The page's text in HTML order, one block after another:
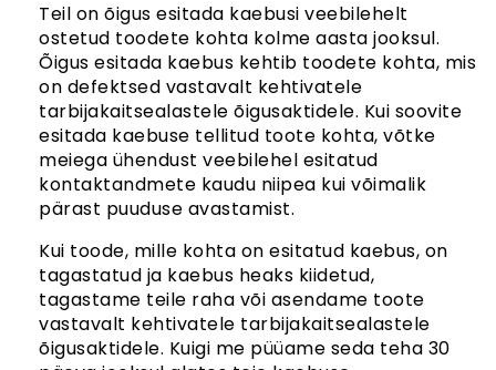
Teil on õigus esitada kaebusi veebilehelt
ostetud toodete kohta kolme aasta jooksul.
Õigus esitada kaebus kehtib toodete kohta, mis
on defektsed vastavalt kehtivatele
tarbijakaitsealastele õigusaktidele. Kui soovite
esitada kaebuse tellitud toote kohta, võtke
meiega ühendust veebilehel esitatud
kontaktandmete kaudu niipea kui võimalik
pärast puuduse avastamist.
Kui toode, mille kohta on esitatud kaebus, on
tagastatud ja kaebus heaks kiidetud,
tagastame teile raha või asendame toote
vastavalt kehtivatele tarbijakaitsealastele
õigusaktidele. Kuigi me püüame seda teha 30